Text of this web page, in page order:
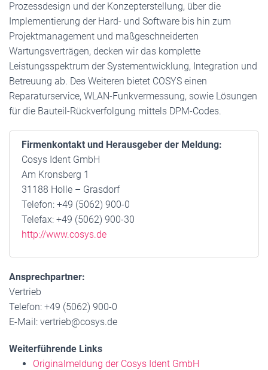
Prozessdesign und der Konzepterstellung, über die
Implementierung der Hard- und Software bis hin zum
Projektmanagement und maßgeschneiderten
Wartungsverträgen, decken wir das komplette
Leistungsspektrum der Systementwicklung, Integration und
Betreuung ab. Des Weiteren bietet COSYS einen
Reparaturservice, WLAN-Funkvermessung, sowie Lösungen
für die Bauteil-Rückverfolgung mittels DPM-Codes.
Firmenkontakt und Herausgeber der Meldung:
Cosys Ident GmbH
Am Kronsberg 1
31188 Holle – Grasdorf
Telefon: +49 (5062) 900-0
Telefax: +49 (5062) 900-30
http://www.cosys.de
Ansprechpartner:
Vertrieb
Telefon: +49 (5062) 900-0
E-Mail: vertrieb@cosys.de
Weiterführende Links
Originalmeldung der Cosys Ident GmbH